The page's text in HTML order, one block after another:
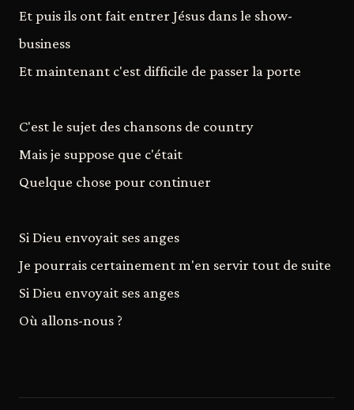
Et puis ils ont fait entrer Jésus dans le show-
business
Et maintenant c'est difficile de passer la porte
C'est le sujet des chansons de country
Mais je suppose que c'était
Quelque chose pour continuer
Si Dieu envoyait ses anges
Je pourrais certainement m'en servir tout de suite
Si Dieu envoyait ses anges
Où allons-nous ?